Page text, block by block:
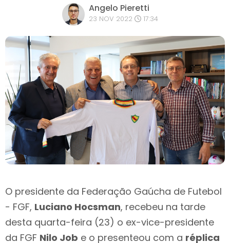
Angelo Pieretti
23 NOV 2022 17:34
O presidente da Federação Gaúcha de Futebol
- FGF, Luciano Hocsman, recebeu na tarde
desta quarta-feira (23) o ex-vice-presidente
da FGF Nilo Job e o presenteou com a réplica